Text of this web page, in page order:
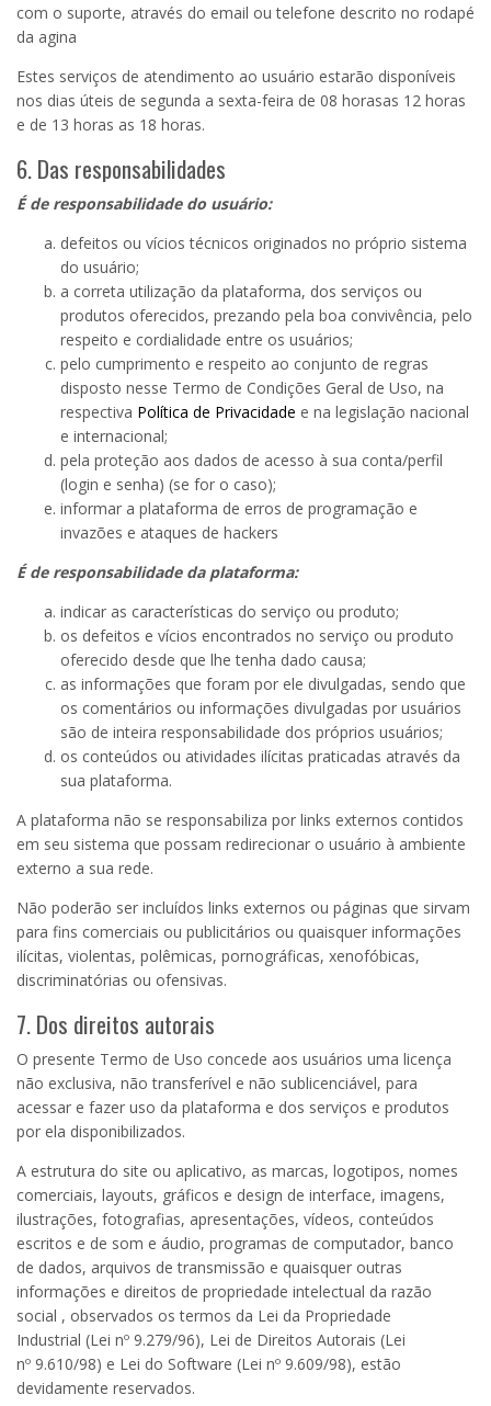
com o suporte, através do email ou telefone descrito no rodapé
da agina
Estes serviços de atendimento ao usuário estarão disponíveis
nos dias úteis de segunda a sexta-feira de 08 horasas 12 horas
e de 13 horas as 18 horas.
6. Das responsabilidades
É de responsabilidade do usuário:
defeitos ou vícios técnicos originados no próprio sistema
do usuário;
a correta utilização da plataforma, dos serviços ou
produtos oferecidos, prezando pela boa convivência, pelo
respeito e cordialidade entre os usuários;
pelo cumprimento e respeito ao conjunto de regras
disposto nesse Termo de Condições Geral de Uso, na
respectiva Política de Privacidade e na legislação nacional
e internacional;
pela proteção aos dados de acesso à sua conta/perfil
(login e senha) (se for o caso);
informar a plataforma de erros de programação e
invazões e ataques de hackers
É de responsabilidade da plataforma:
indicar as características do serviço ou produto;
os defeitos e vícios encontrados no serviço ou produto
oferecido desde que lhe tenha dado causa;
as informações que foram por ele divulgadas, sendo que
os comentários ou informações divulgadas por usuários
são de inteira responsabilidade dos próprios usuários;
os conteúdos ou atividades ilícitas praticadas através da
sua plataforma.
A plataforma não se responsabiliza por links externos contidos
em seu sistema que possam redirecionar o usuário à ambiente
externo a sua rede.
Não poderão ser incluídos links externos ou páginas que sirvam
para fins comerciais ou publicitários ou quaisquer informações
ilícitas, violentas, polêmicas, pornográficas, xenofóbicas,
discriminatórias ou ofensivas.
7. Dos direitos autorais
O presente Termo de Uso concede aos usuários uma licença
não exclusiva, não transferível e não sublicenciável, para
acessar e fazer uso da plataforma e dos serviços e produtos
por ela disponibilizados.
A estrutura do site ou aplicativo, as marcas, logotipos, nomes
comerciais, layouts, gráficos e design de interface, imagens,
ilustrações, fotografias, apresentações, vídeos, conteúdos
escritos e de som e áudio, programas de computador, banco
de dados, arquivos de transmissão e quaisquer outras
informações e direitos de propriedade intelectual da razão
social , observados os termos da Lei da Propriedade
Industrial (Lei nº 9.279/96), Lei de Direitos Autorais (Lei
nº 9.610/98) e Lei do Software (Lei nº 9.609/98), estão
devidamente reservados.